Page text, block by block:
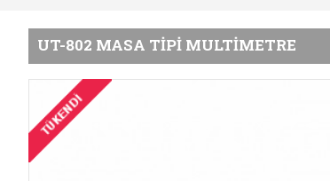
UT-802 MASA TIPI MULTIMETRE